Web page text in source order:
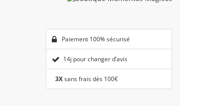
Paiement 100% sécurisé
14j pour changer d’avis
3Xsans frais dès 100€